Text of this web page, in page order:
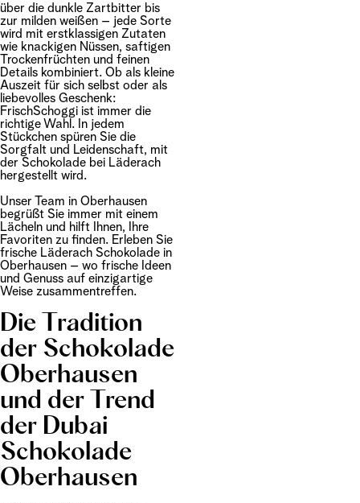
über die dunkle Zartbitter bis
zur milden weißen – jede Sorte
wird mit erstklassigen Zutaten
wie knackigen Nüssen, saftigen
Trockenfrüchten und feinen
Details kombiniert. Ob als kleine
Auszeit für sich selbst oder als
liebevolles Geschenk:
FrischSchoggi ist immer die
richtige Wahl. In jedem
Stückchen spüren Sie die
Sorgfalt und Leidenschaft, mit
der Schokolade bei Läderach
hergestellt wird.
Unser Team in Oberhausen
begrüßt Sie immer mit einem
Lächeln und hilft Ihnen, Ihre
Favoriten zu finden. Erleben Sie
frische Läderach Schokolade in
Oberhausen – wo frische Ideen
und Genuss auf einzigartige
Weise zusammentreffen.
Die Tradition
der Schokolade
Oberhausen
und der Trend
der Dubai
Schokolade
Oberhausen